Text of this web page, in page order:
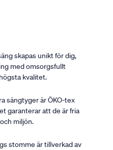
skapas unikt för dig,
med omsorgsfullt
kvalitet.
sängtyger är ÖKO-tex
garanterar att de är fria
miljön.
stomme är tillverkad av